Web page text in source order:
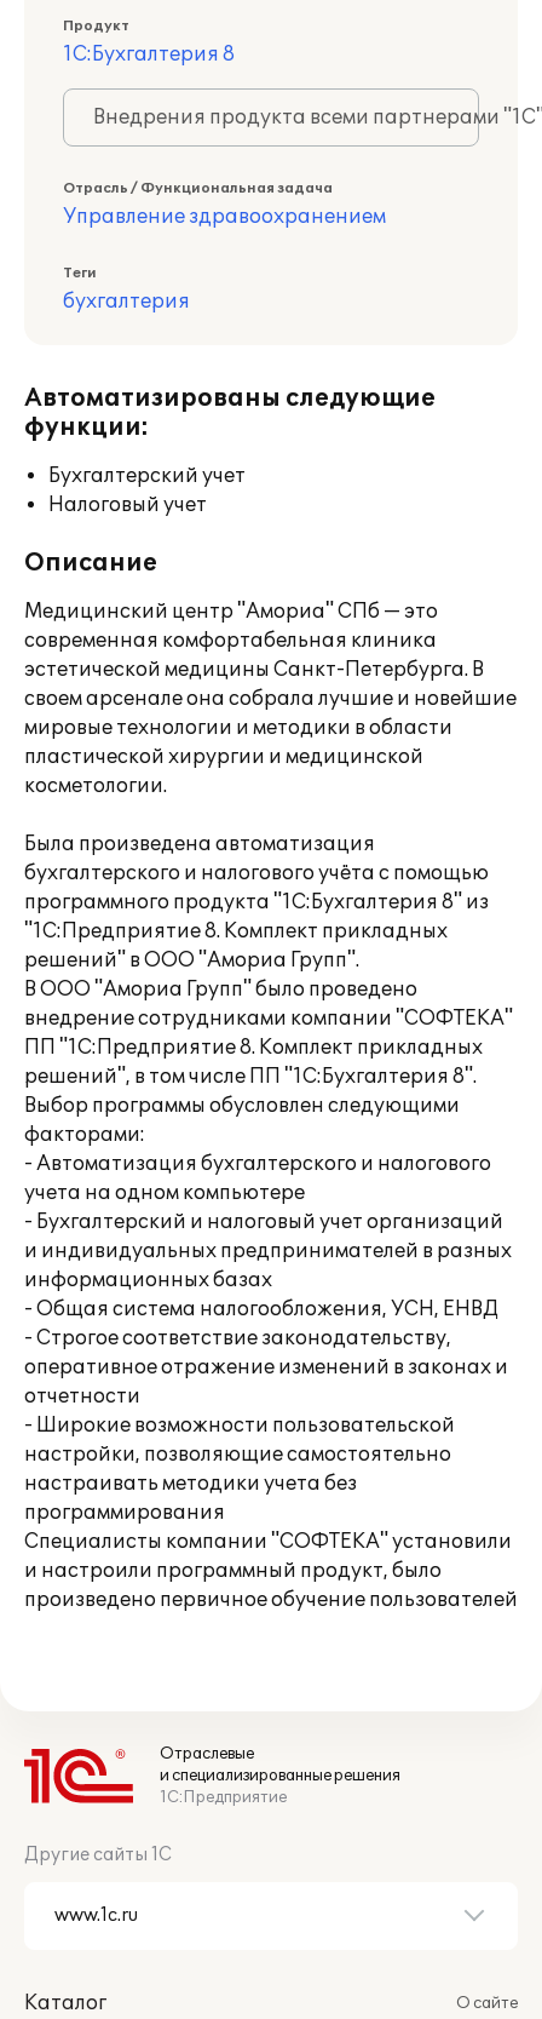
Продукт
1С:Бухгалтерия 8
Внедрения продукта всеми партнерами
Отрасль / Функциональная задача
Управление здравоохранением
Теги
бухгалтерия
Автоматизированы следующие
функции:
Бухгалтерский учет
Налоговый учет
Описание
Медицинский центр "Амориа" СПб — это
современная комфортабельная клиника
эстетической медицины Санкт-Петербурга. В
своем арсенале она собрала лучшие и новейшие
мировые технологии и методики в области
пластической хирургии и медицинской
косметологии.
Была произведена автоматизация
бухгалтерского и налогового учёта с помощью
программного продукта "1С:Бухгалтерия 8" из
"1С:Предприятие 8. Комплект прикладных
решений" в ООО "Амориа Групп".
В ООО "Амориа Групп" было проведено
внедрение сотрудниками компании "СОФТЕКА"
ПП "1С:Предприятие 8. Комплект прикладных
решений", в том числе ПП "1С:Бухгалтерия 8".
Выбор программы обусловлен следующими
факторами:
- Автоматизация бухгалтерского и налогового
учета на одном компьютере
- Бухгалтерский и налоговый учет организаций
и индивидуальных предпринимателей в разных
информационных базах
- Общая система налогообложения, УСН, ЕНВД
- Строгое соответствие законодательству,
оперативное отражение изменений в законах и
отчетности
- Широкие возможности пользовательской
настройки, позволяющие самостоятельно
настраивать методики учета без
программирования
Специалисты компании "СОФТЕКА" установили
и настроили программный продукт, было
произведено первичное обучение пользователей
Отраслевые
и специализированные решения
1С:Предприятие
Другие сайты 1С
Каталог
О сайте